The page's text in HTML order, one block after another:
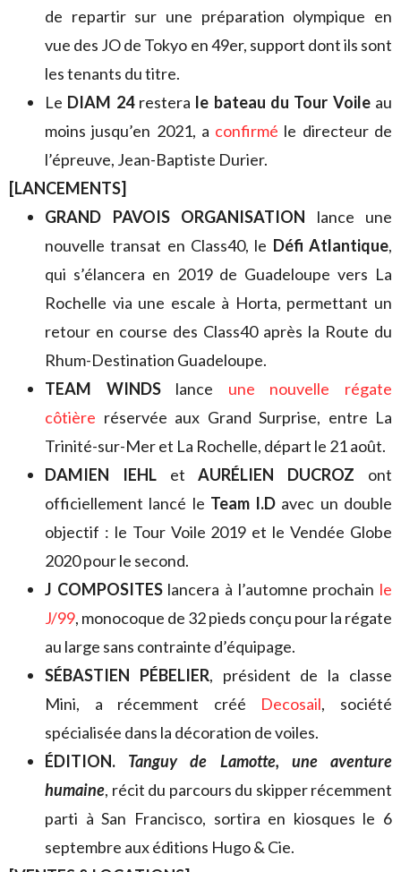
de repartir sur une préparation olympique en
vue des JO de Tokyo en 49er, support dont ils sont
les tenants du titre.
Le DIAM 24restera le bateau du Tour Voileau
moins jusqu’en 2021, a confirmé le directeur de
l’épreuve, Jean-Baptiste Durier.
[LANCEMENTS]
GRAND PAVOIS ORGANISATION lance une
nouvelle transat en Class40, le Défi Atlantique,
qui s’élancera en 2019 de Guadeloupe vers La
Rochelle via une escale à Horta, permettant un
retour en course des Class40 après la Route du
Rhum-Destination Guadeloupe.
TEAM WINDSlance une nouvelle régate
côtière réservée aux Grand Surprise, entre La
Trinité-sur-Mer et La Rochelle, départ le 21 août.
DAMIEN IEHL et AURÉLIEN DUCROZ ont
officiellement lancé le Team I.D avec un double
objectif : le Tour Voile 2019 et le Vendée Globe
2020 pour le second.
J COMPOSITESlancera à l’automne prochain le
J/99, monocoque de 32 pieds conçu pour la régate
au large sans contrainte d’équipage.
SÉBASTIEN PÉBELIER, président de la classe
Mini, a récemment créé Decosail, société
spécialisée dans la décoration de voiles.
ÉDITION.
Tanguy de Lamotte, une aventure
humaine, récit du parcours du skipper récemment
parti à San Francisco, sortira en kiosques le 6
septembre aux éditions Hugo & Cie.